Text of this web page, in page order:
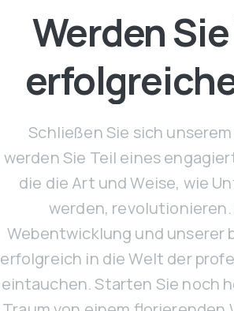
Werden
Schließen Sie sich
werden Sie Teil eines
die die Art und Weise, wie
werden,
Webentwicklung und unserer
erfolgreich in die Welt der
eintauchen. Starten Sie noch